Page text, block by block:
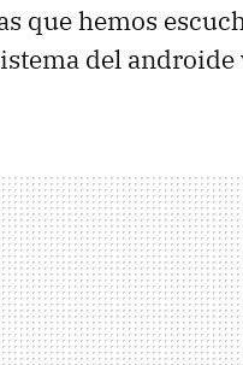
que hemos
del androide